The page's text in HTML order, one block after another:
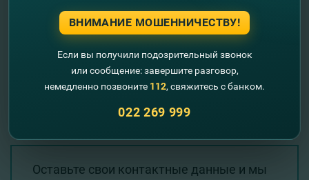
Хочешь открыть депозит?
Обратись в любоеподразделениеFinComBank!
Также можно открыть депозит ОНЛАЙНчерез
мобильное приложениеFinComPay для
или через Итернет-Бэнкинг
Оставьте свои контактные данные и мы
ВНИМАНИЕ МОШЕННИЧЕСТВУ!
Если вы получили подозрительный звонок
или сообщение: завершите разговор,
немедленно позвоните 112, свяжитесь с банком.
022 269 999